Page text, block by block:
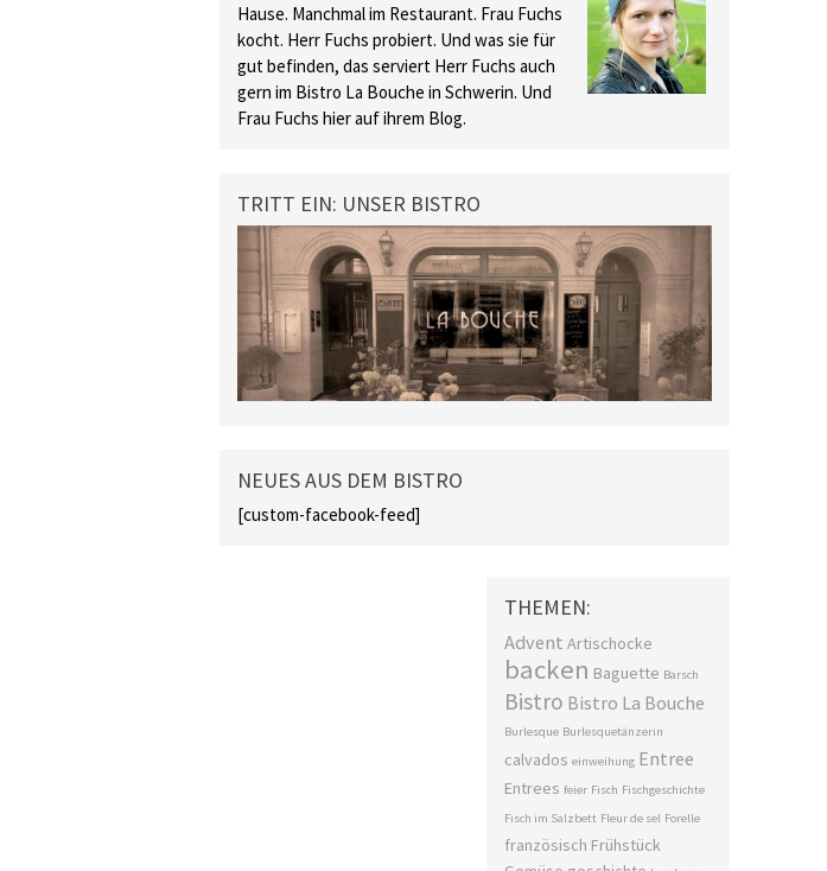
Hause. Manchmal im Restaurant. Frau Fuchs
kocht. Herr Fuchs probiert. Und was sie für
gut befinden, das serviert Herr Fuchs auch
gern im Bistro La Bouche in Schwerin. Und
Frau Fuchs hier auf ihrem Blog.
TRITT EIN: UNSER BISTRO
NEUES AUS DEM BISTRO
[custom-facebook-feed]
THEMEN:
Advent Artischocke
backen Baguette Barsch
Bistro Bistro La Bouche
Burlesque Burlesquetänzerin
calvados einweihung Entree
Entrees feier Fisch Fischgeschichte
Fisch im Salzbett Fleur de sel Forelle
französisch Frühstück